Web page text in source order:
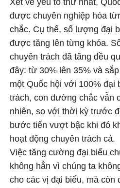
Xét về yếu tố thứ nhất,
được chuyên nghiệp hóa
chắc. Cụ thể, số lượng đại
được tăng lên từng khóa.
chuyên trách đã tăng đều
đây: từ 30% lên 35% và
một Quốc hội với 100% đại
trách, con đường chắc vẫn
nhiên, so với thời kỳ trước
bước tiến vượt bậc khi đó
hoạt động chuyên trách cả.
Việc tăng cường đại biểu
không hẳn vì chúng ta
cho các vị đại biểu, mà còn